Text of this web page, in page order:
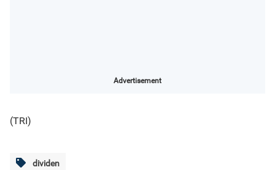
Advertisement
(TRI)
dividen